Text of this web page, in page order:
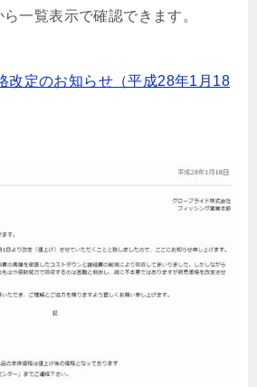
一覧表示で確認できます。
改定のお知らせ（平成28年1月18